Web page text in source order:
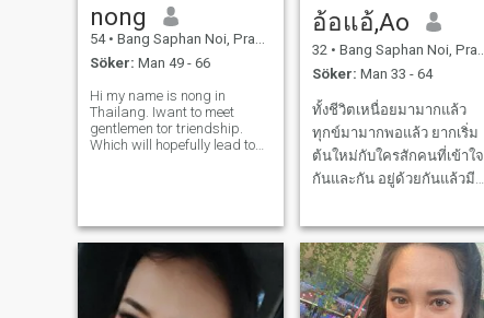
nong
54 • Bang Saphan Noi, Prachuap Khiri Khan, Thailand
Söker: Man 49 - 66
Hi my name is nong in
Thailang. Iwant to meet
gentlemen tor triendship.
Which will hopefully lead to
in getting to know me and
developing a relation
อ้อแอ้,Ao
32 • Bang Saphan Noi, Prachuap Khiri Khan, Thailand
Söker: Man 33 - 64
ทั้งชีวิตเหนื่อยมามากแล้ว
ทุกข์มามากพอแล้ว ยากเริ่ม
ต้นใหม่กับใครสักคนที่เข้าใจ
กันและกัน อยู่ด้วยกันแล้วมี
เราสร้างไปด้วยกันได้ แค่คน
ที่รักเราดักับเราแค่นั้นพอ☺️